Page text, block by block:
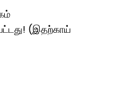
(இதற்காய்